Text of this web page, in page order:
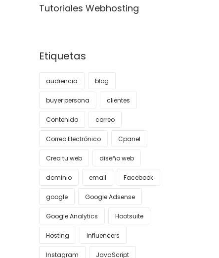
Tutoriales Webhosting
Etiquetas
audiencia blog
buyer persona clientes
Contenido correo
Correo Electrónico Cpanel
Crea tu web diseño web
dominio email Facebook
google Google Adsense
Google Analytics Hootsuite
Hosting Influencers
Instagram JavaScript